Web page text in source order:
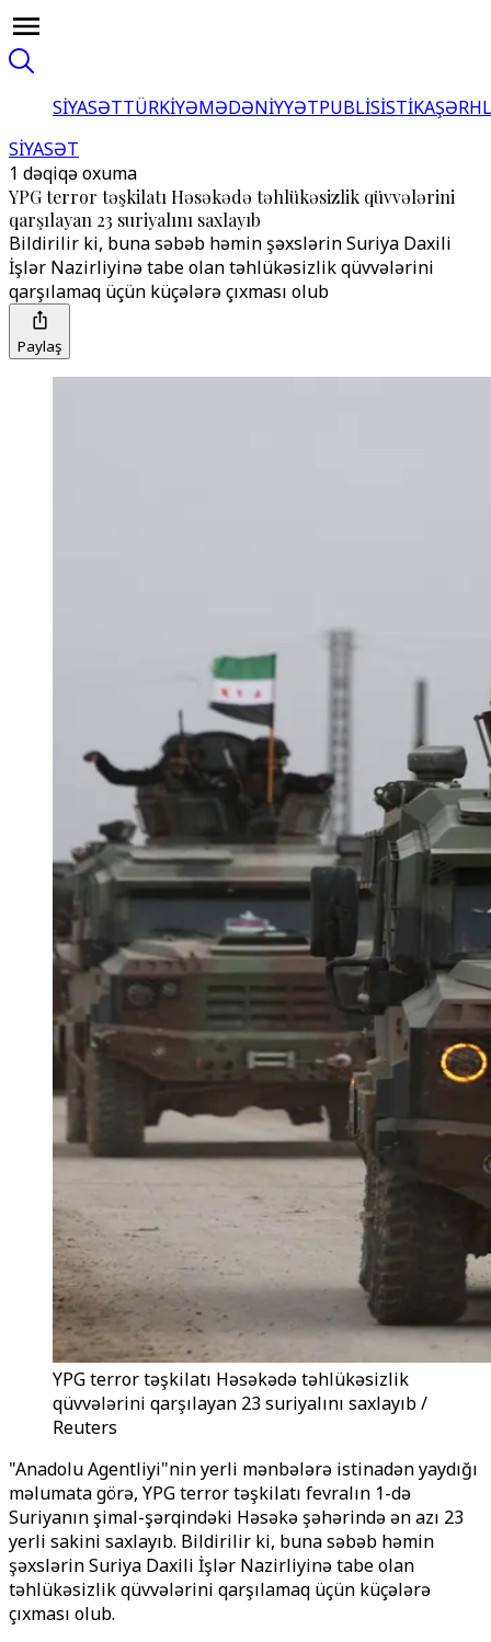
SİYASƏTTÜRKİYƏMƏDƏNİYYƏTPUBLİSİSTİKA
SİYASƏT
1 dəqiqə oxuma
YPG terror təşkilatı Həsəkədə təhlükəsizlik qüvvələrini
qarşılayan 23 suriyalını saxlayıb
Bildirilir ki, buna səbəb həmin şəxslərin Suriya Daxili
İşlər Nazirliyinə tabe olan təhlükəsizlik qüvvələrini
qarşılamaq üçün küçələrə çıxması olub
Paylaş
YPG terror təşkilatı Həsəkədə təhlükəsizlik
qüvvələrini qarşılayan 23 suriyalını saxlayıb /
Reuters
"Anadolu Agentliyi"nin yerli mənbələrə istinadən yaydığı
məlumata görə, YPG terror təşkilatı fevralın 1-də
Suriyanın şimal-şərqindəki Həsəkə şəhərində ən azı 23
yerli sakini saxlayıb. Bildirilir ki, buna səbəb həmin
şəxslərin Suriya Daxili İşlər Nazirliyinə tabe olan
təhlükəsizlik qüvvələrini qarşılamaq üçün küçələrə
çıxması olub.